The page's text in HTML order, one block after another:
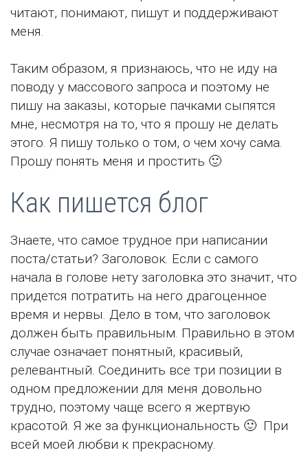
читают, понимают, пишут и поддерживают
меня.
Таким образом, я признаюсь, что не иду на
поводу у массового запроса и поэтому не
пишу на заказы, которые пачками сыпятся
мне, несмотря на то, что я прошу не делать
этого. Я пишу только о том, о чем хочу сама.
Прошу понять меня и простить 🙂
Как пишется блог
Знаете, что самое трудное при написании
поста/статьи? Заголовок. Если с самого
начала в голове нету заголовка это значит, что
придется потратить на него драгоценное
время и нервы. Дело в том, что заголовок
должен быть правильным. Правильно в этом
случае означает понятный, красивый,
релевантный. Соединить все три позиции в
одном предложении для меня довольно
трудно, поэтому чаще всего я жертвую
красотой. Я же за функциональность 🙂 При
всей моей любви к прекрасному.